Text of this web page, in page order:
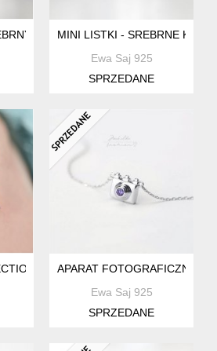
MEDALION - MAŁY KSIĄŻĘ
MINI LISTKI - SREBRNE
Ewa Saj 925
SPRZEDANE
KOTEK- SREBRO 925 -BOX
APARAT FOTOGRAFICZNY -
Ewa Saj 925
SPRZEDANE